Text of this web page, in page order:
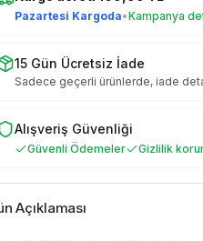
Pazartesi Kargoda•Kampanya
15 Gün Ücretsiz İade
Sadece geçerli ürünlerde, iade
Alışveriş Güvenliği
Güvenli Ödemeler Gizlilik
Açıklaması